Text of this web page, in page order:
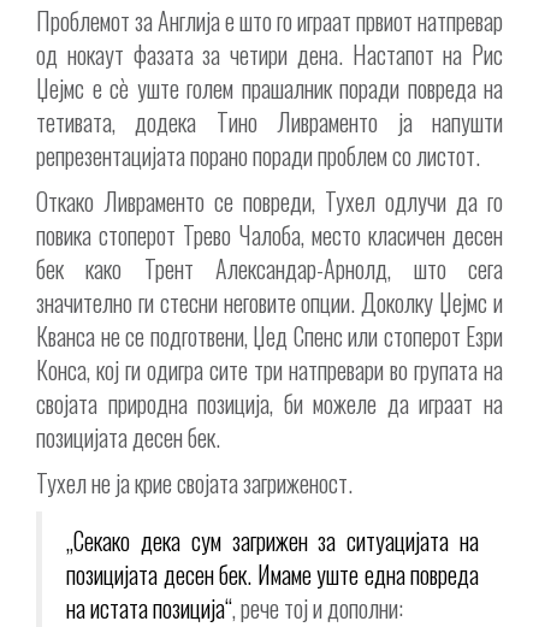
Проблемот за Англија е што го играат првиот натпревар
од нокаут фазата за четири дена. Настапот на Рис
Џејмс е сè уште голем прашалник поради повреда на
тетивата, додека Тино Ливраменто ја напушти
репрезентацијата порано поради проблем со листот.
Откако Ливраменто се повреди, Тухел одлучи да го
повика стоперот Трево Чалоба, место класичен десен
бек како Трент Александар-Арнолд, што сега
значително ги стесни неговите опции. Доколку Џејмс и
Кванса не се подготвени, Џед Спенс или стоперот Езри
Конса, кој ги одигра сите три натпревари во групата на
својата природна позиција, би можеле да играат на
позицијата десен бек.
Тухел не ја крие својата загриженост.
„Секако дека сум загрижен за ситуацијата на
позицијата десен бек. Имаме уште една повреда
на истата позиција“, рече тој и дополни: